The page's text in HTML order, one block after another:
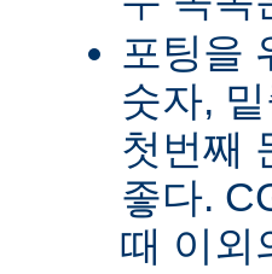
포팅을
숫자,
첫번째
좋다.
때 이외